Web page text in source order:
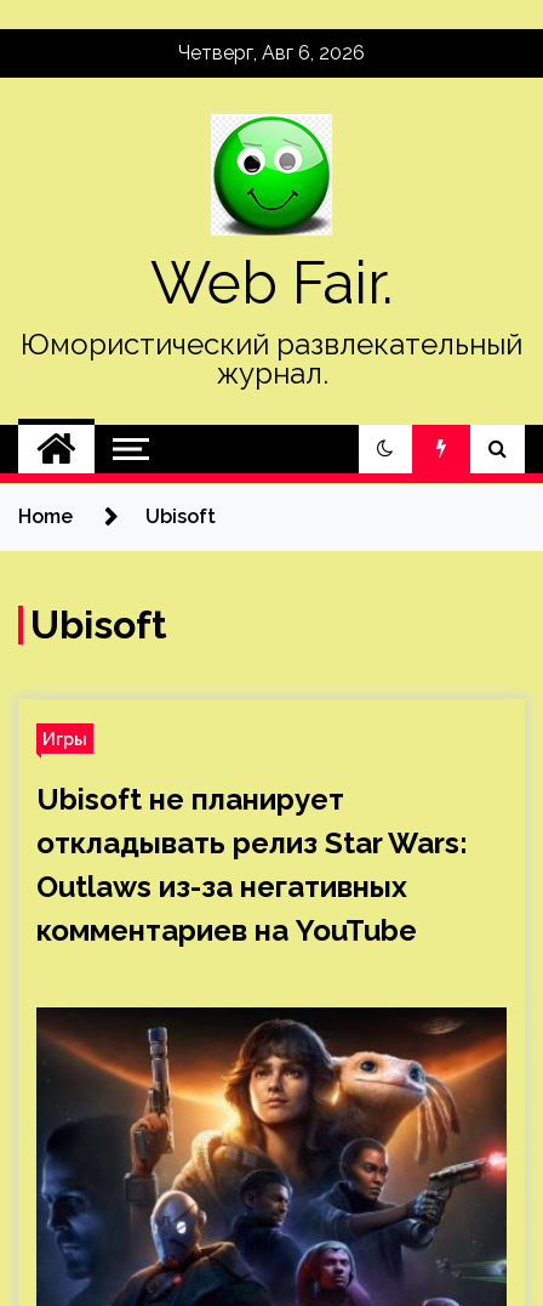
Четверг, Авг 6, 2026
Web Fair.
Юмористический развлекательный
журнал.
Home Ubisoft
Ubisoft
Игры
Ubisoft не планирует
откладывать релиз Star Wars:
Outlaws из-за негативных
комментариев на YouTube